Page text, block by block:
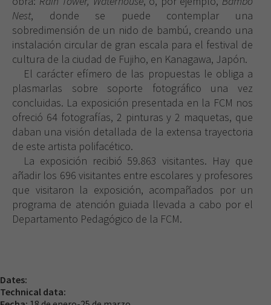
Nest, donde se puede contemplar una
sobredimensión de un nido de bambú, creando una
instalación circular de gran escala para el festival de
cultura de la ciudad de Fujiho, en Kanagawa, Japón.
El carácter efímero de las propuestas le obliga a
plasmarlas sobre soporte fotográfico una vez
concluidas. La exposición presentada en la FCM nos
ofreció 64 fotografías, 2 pinturas y 2 maquetas, que
daban una visión detallada de la extensa trayectoria
de este artista polifacético.
La exposición recibió 59.863 visitantes. Hay que
añadir los 696 visitantes entre escolares y profesores
que visitaron la exposición, acompañados por un
programa de atención guiada llevada a cabo por el
Departamento Pedagógico de la FCM.
Dates:
Technical data: